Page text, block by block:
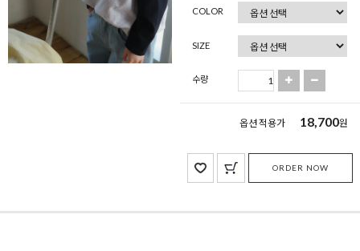
COLOR
SIZE
수량
옵션 적용가 18,700원
ORDER NOW